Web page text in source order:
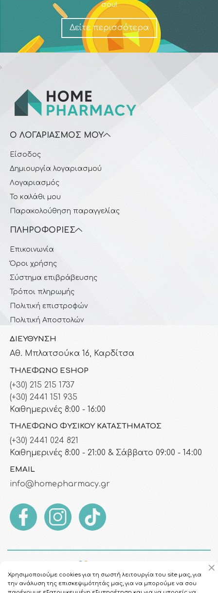
σου!
Δείτε περισσότερα
Ο ΛΟΓΑΡΙΑΣΜΌΣ ΜΟΥ
Είσοδος
Δημιουργία λογαριασμού
Λογαριασμός
Το καλάθι μου
Παρακολούθηση παραγγελίας
ΠΛΗΡΟΦΟΡΊΕΣ
Επικοινωνία
Όροι χρήσης
Σύστημα επιβράβευσης
Τρόποι πληρωμής
Πολιτική επιστροφών
Πολιτική Αποστολών
ΔΙΕΎΘΥΝΣΗ
Αθ. Μπλατσούκα 16, Καρδίτσα
ΤΗΛΈΦΩΝΟ ESHOP
(+30) 215 215 1737
(+30) 2441 151 935
Καθημερινές 8:00 - 16:00
ΤΗΛΈΦΩΝΟ ΦΥΣΙΚΟΎ ΚΑΤΑΣΤΉΜΑΤΟΣ
(+30) 2441 024 821
Καθημερινές 8:00 - 21:00 & Σάββατο 09:00 - 14:00
EMAIL
info@homepharmacy.gr
Χρησιμοποιούμε cookies για τη σωστή λειτουργία του site μας, για
την ανάλυση της επισκεψιμότητάς μας, για να μπορούμε να σου